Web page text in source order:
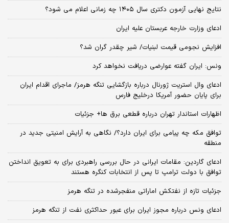
نتایج نهایی آزمون دکتری سال ۱۴۰۵ چه زمانی اعلام می شود؟
ادعای وزارت خارجه عربستان علیه ایران
افزایش نجومی قیمت لبنیات/ شیر چقدر گران شد؟
ونس: ایران گفته عوارضی دریافت نخواهد کرد
ادعای وال استریت ژورنال درباره بازگشایی تنگه هرمز/ ماجرای اقدام ایران
برای پایان حضور آمریکا درخلیج فارس
اظهارات استاندار تهران درباره قطعی برق ها+ جزئیات
توافق مکه چه پیامی برای ایران دارد؟/ نگاهی به آرایش امنیتی جدید در
منطقه
ادعای گاردین: مقامات ایرانی در حال بررسی راهبردی برای به تعویق انداختن
توافق با دولت ترامپ تا پس از انتخابات کنگره هستند
جزئیات تازه از نفتکش اماراتی منفجرشده در تنگه هرمز
ادعای ونس درباره مجوز ایران برای عبور حداکثری نفت از تنگه هرمز